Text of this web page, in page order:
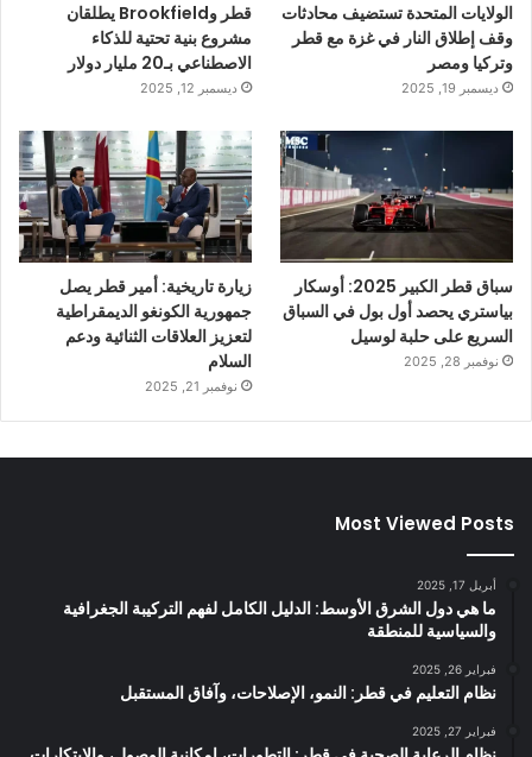
الولايات المتحدة تستضيف محادثات
وقف إطلاق النار في غزة مع قطر
وتركيا ومصر
ديسمبر 19, 2025
قطر وBrookfield يطلقان
مشروع بنية تحتية للذكاء
الاصطناعي بـ20 مليار دولار
ديسمبر 12, 2025
سباق قطر الكبير 2025: أوسكار
بياستري يحصد أول بول في السباق
السريع على حلبة لوسيل
نوفمبر 28, 2025
زيارة تاريخية: أمير قطر يصل
جمهورية الكونغو الديمقراطية
لتعزيز العلاقات الثنائية ودعم
السلام
نوفمبر 21, 2025
Most Viewed Posts
أبريل 17, 2025
ما هي دول الشرق الأوسط: الدليل الكامل لفهم التركيبة الجغرافية
والسياسية للمنطقة
فبراير 26, 2025
نظام التعليم في قطر: النمو، الإصلاحات، وآفاق المستقبل
فبراير 27, 2025